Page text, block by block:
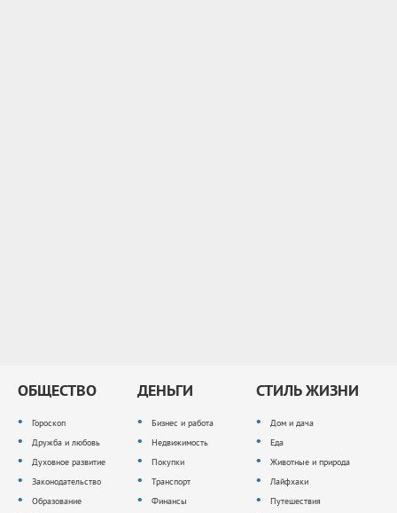
ОБЩЕСТВО
Гороскоп
Дружба и любовь
Духовное развитие
Законодательство
Образование
ДЕНЬГИ
Бизнес и работа
Недвижимость
Покупки
Транспорт
Финансы
СТИЛЬ ЖИЗНИ
Дом и дача
Еда
Животные и природа
Лайфхаки
Путешествия